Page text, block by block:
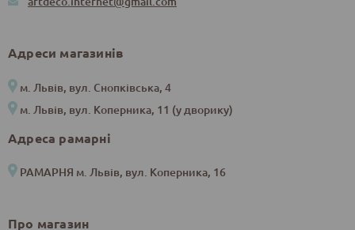
Адреси магазинів
м. Львів, вул. Снопківська, 4
м. Львів, вул. Коперника, 11 (у дворику)
Адреса рамарні
РАМАРНЯ м. Львів, вул. Коперника, 16
Про магазин